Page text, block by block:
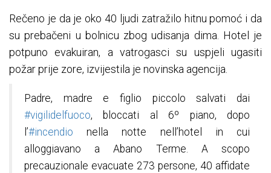
Rečeno je da je oko 40 ljudi zatražilo hitnu pomoć i da
su prebačeni u bolnicu zbog udisanja dima. Hotel je
potpuno evakuiran, a vatrogasci su uspjeli ugasiti
požar prije zore, izvijestila je novinska agencija.
Padre, madre e figlio piccolo salvati dai
#vigilidelfuoco, bloccati al 6º piano, dopo
l’#incendio nella notte nell’hotel in cui
alloggiavano a Abano Terme. A scopo
precauzionale evacuate 273 persone, 40 affidate